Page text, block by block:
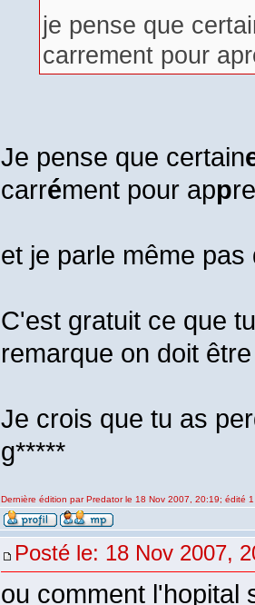
je pense que
carrement pour
Je pense que certain
carrément pour app
et je parle même
C'est gratuit ce que
remarque on doit
Je crois que tu as
g*****
Dernière édition par Predator le 18 Nov 2007, 20:19; édité
Posté le: 18 Nov 2007,
ou comment l'hopital